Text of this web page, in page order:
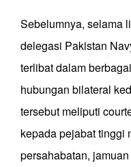
​​Sebelumnya, selama
delegasi Pakistan
terlibat dalam
hubungan bilateral
tersebut meliputi
kepada pejabat tinggi
persahabatan,